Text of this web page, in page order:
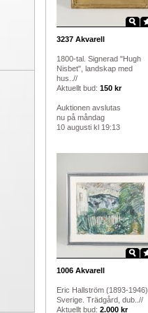
3237Akvarell
1800-tal. Signerad "Hugh
Nisbet", landskap med
hus..//
Aktuellt bud: 150 kr
Auktionen avslutas
nu på måndag
10 augusti kl 19:13
1006Akvarell
Eric Hallström (1893-1946),
Sverige. Trädgård, dub..//
Aktuellt bud: 2.000 kr